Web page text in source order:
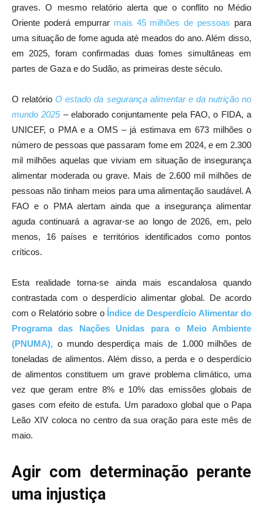
graves. O mesmo relatório alerta que o conflito no Médio
Oriente poderá empurrar mais 45 milhões de pessoas para
uma situação de fome aguda até meados do ano. Além disso,
em 2025, foram confirmadas duas fomes simultâneas em
partes de Gaza e do Sudão, as primeiras deste século.
O relatórioO estado da segurança alimentar e da nutrição no
mundo 2025– elaborado conjuntamente pela FAO, o FIDA, a
UNICEF, o PMA e a OMS – já estimava em 673 milhões o
número de pessoas que passaram fome em 2024, e em 2.300
mil milhões aquelas que viviam em situação de insegurança
alimentar moderada ou grave. Mais de 2.600 mil milhões de
pessoas não tinham meios para uma alimentação saudável. A
FAO e o PMA alertam ainda que a insegurança alimentar
aguda continuará a agravar-se ao longo de 2026, em, pelo
menos, 16 países e territórios identificados como pontos
críticos.
Esta realidade torna-se ainda mais escandalosa quando
contrastada com o desperdício alimentar global. De acordo
com o Relatório sobre o Índice de Desperdício Alimentar do
Programa das Nações Unidas para o Meio Ambiente
(PNUMA), o mundo desperdiça mais de 1.000 milhões de
toneladas de alimentos. Além disso, a perda e o desperdício
de alimentos constituem um grave problema climático, uma
vez que geram entre 8% e 10% das emissões globais de
gases com efeito de estufa. Um paradoxo global que o Papa
Leão XIV coloca no centro da sua oração para este mês de
maio.
Agir com determinação perante
uma injustiça